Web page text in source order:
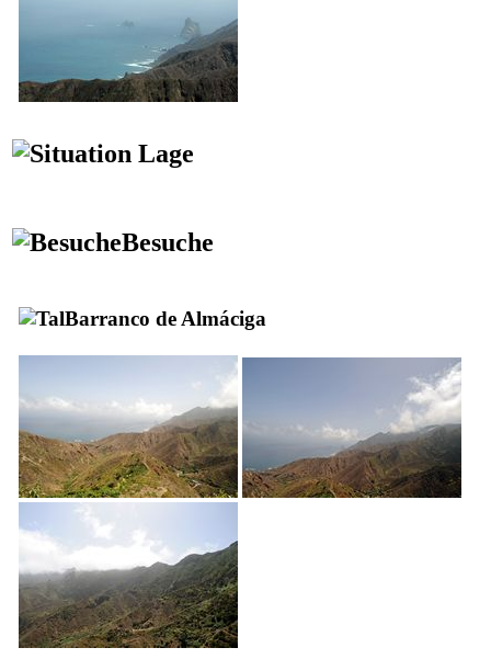
Lage
Besuche
Barranco de Almáciga